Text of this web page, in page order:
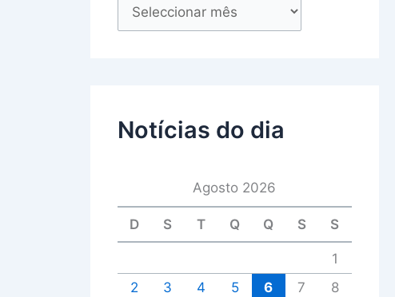
Notícias do dia
Agosto 2026
D S T Q Q S S
1
2
3 4 5 6 7
8